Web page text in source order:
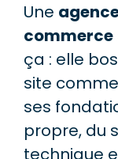
Une
commerce
ça : elle
site
ses
propre, du
technique